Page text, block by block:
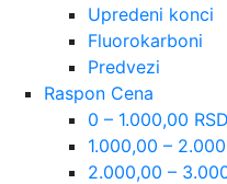
Upredeni konci
Fluorokarboni
Predvezi
Raspon Cena
0 – 1.000,00 RSD
1.000,00 –
2.000,00 –